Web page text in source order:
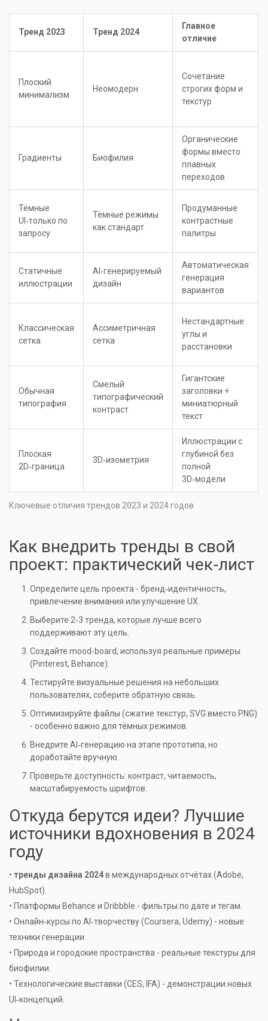
Ключевые отличия трендов 2023 и 2024 годов
Тренд 2023 Тренд 2024
Главное
отличие
Плоский
минимализм
Неомодерн
Сочетание
строгих форм и
текстур
Градиенты Биофилия
Органические
формы вместо
плавных
переходов
Тёмные
UI‑только по
запросу
Тёмные режимы
как стандарт
Продуманные
контрастные
палитры
Статичные
иллюстрации
AI‑генерируемый
дизайн
Автоматическая
генерация
вариантов
Классическая
сетка
Ассиметричная
сетка
Нестандартные
углы и
расстановки
Обычная
типография
Смелый
типографический
контраст
Гигантские
заголовки +
миниатюрный
текст
Плоская
2D‑граница
3D‑изометрия
Иллюстрации с
глубиной без
полной
3D‑модели
Как внедрить тренды в свой
проект: практический чек‑лист
Определите цель проекта - бренд‑идентичность,
привлечение внимания или улучшение UX.
Выберите 2‑3 тренда, которые лучше всего
поддерживают эту цель.
Создайте mood‑board, используя реальные примеры
(Pinterest, Behance).
Тестируйте визуальные решения на небольших
пользователях, соберите обратную связь.
Оптимизируйте файлы (сжатие текстур, SVG вместо PNG)
- особенно важно для тёмных режимов.
Внедрите AI‑генерацию на этапе прототипа, но
доработайте вручную.
Проверьте доступность: контраст, читаемость,
масштабируемость шрифтов.
Откуда берутся идеи? Лучшие
источники вдохновения в 2024
году
• тренды дизайна 2024в международных отчётах (Adobe,
HubSpot).
• Платформы Behance и Dribbble - фильтры по дате и тегам.
• Онлайн‑курсы по AI‑творчеству (Coursera, Udemy) - новые
техники генерации.
• Природа и городские пространства - реальные текстуры для
биофилии.
• Технологические выставки (CES, IFA) - демонстрации новых
UI‑концепций.